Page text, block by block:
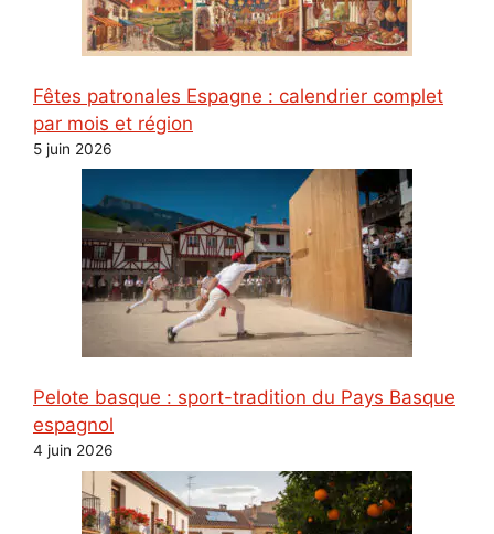
Fêtes patronales Espagne : calendrier complet
par mois et région
5 juin 2026
Pelote basque : sport-tradition du Pays Basque
espagnol
4 juin 2026